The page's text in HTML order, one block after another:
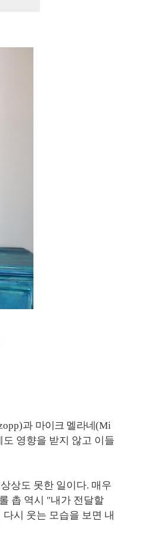
과 마이크 멜라네(Mi
영향을 받지 않고 이들
상도 못한 일이다. 매우
촙 역시 "내가 전달할
시 웃는 모습을 보면 내